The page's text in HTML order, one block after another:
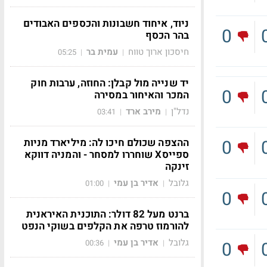
0
0
0
0
0
ניוד, איחוד חשבונות והכספים האבודים
בהר הכסף
חיסכון ארוך טווח | עמית בר |
05:25
יד שנייה מול קבלן: החוזה, ערבות חוק
המכר והאיחור במסירה
נדל"ן | מירב ארד |
03:41
ההצפה שכולם חיכו לה: מיליארד מניות
ספייסX שוחררו למסחר - והמניה דווקא
זינקה
גלובל | אדיר בן עמי |
01:00
ברנט מעל 82 דולר: התוכנית האיראנית
להורמוז טרפה את הקלפים בשוקי הנפט
גלובל | אדיר בן עמי |
00:36